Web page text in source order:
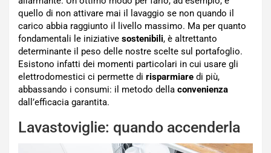
quello di non attivare mai il lavaggio se non quando il
carico abbia raggiunto il livello massimo. Ma per quanto
fondamentali le iniziative sostenibili, è altrettanto
determinante il peso delle nostre scelte sul portafoglio.
Esistono infatti dei momenti particolari in cui usare gli
elettrodomestici ci permette di risparmiare di più,
abbassando i consumi: il metodo della convenienza
dall’efficacia garantita.
Lavastoviglie: quando accenderla